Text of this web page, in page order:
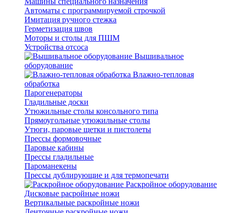
Автоматы с программируемой строчкой
Имитация ручного стежка
Герметизация швов
Моторы и столы для ПШМ
Устройства отсоса
Вышивальное
оборудование
Влажно-тепловая
обработка
Парогенераторы
Гладильные доски
Утюжильные столы консольного типа
Прямоугольные утюжильные столы
Утюги, паровые щетки и пистолеты
Прессы формовочные
Паровые кабины
Прессы гладильные
Пароманекены
Прессы дублирующие и для термопечати
Раскройное оборудование
Дисковые расройные ножи
Вертикальные раскройные ножи